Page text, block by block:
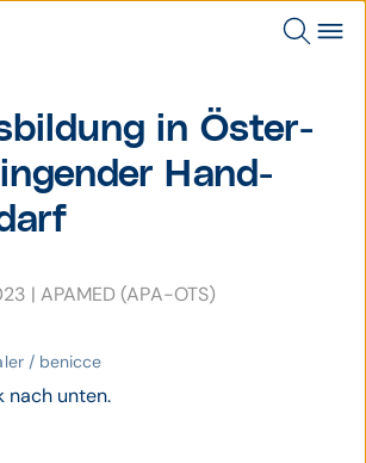
in Öster­
Hand­
| APAMED (APA-OTS)
/ benicce
nach unten.